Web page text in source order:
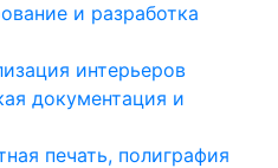
и разработка
интерьеров
документация и
печать, полиграфия